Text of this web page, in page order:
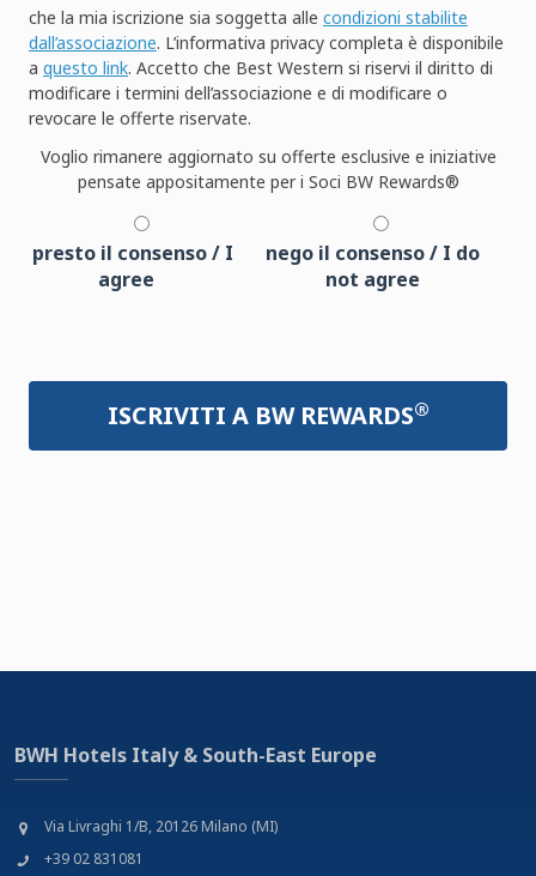
che la mia iscrizione sia soggetta alle condizioni stabilite
dall’associazione. L’informativa privacy completa è disponibile
a questo link. Accetto che Best Western si riservi il diritto di
modificare i termini dell’associazione e di modificare o
revocare le offerte riservate.
Voglio rimanere aggiornato su offerte esclusive e iniziative
pensate appositamente per i Soci BW Rewards®
presto il consenso / I
agree
nego il consenso / I do
not agree
ISCRIVITI A BW REWARDS®
BWH Hotels Italy & South-East Europe
Via Livraghi 1/B, 20126 Milano (MI)
+39 02 831081